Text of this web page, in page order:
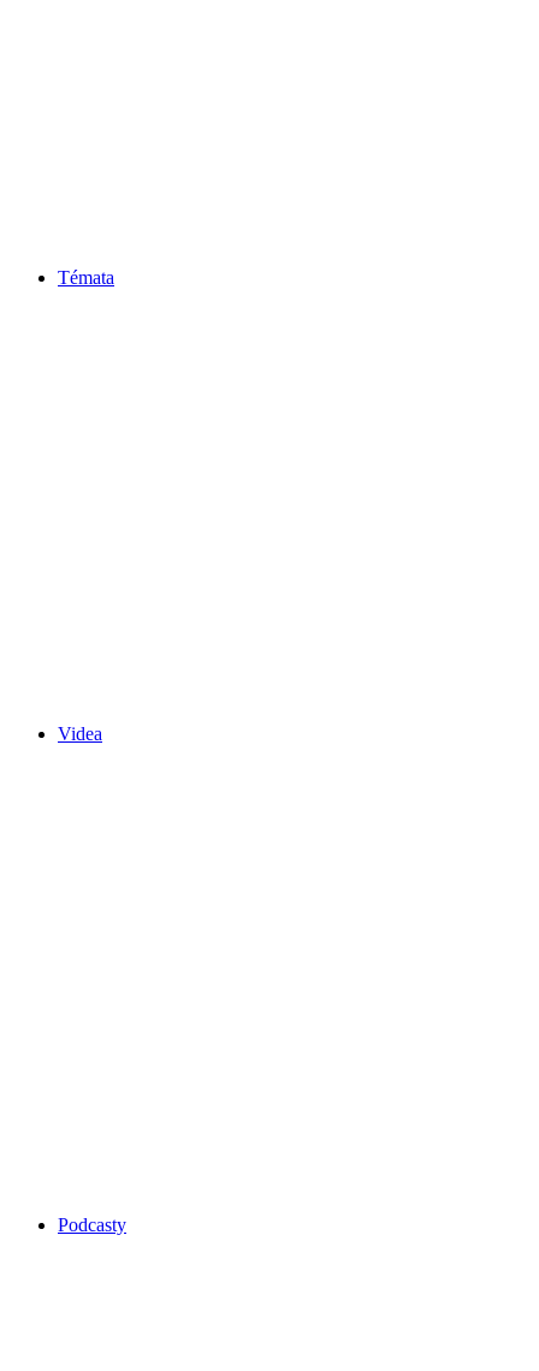
Témata
Videa
Podcasty